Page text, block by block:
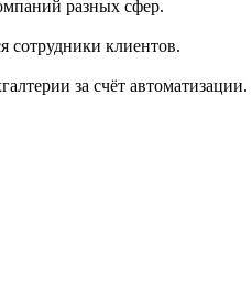
разных сфер.
сотрудники клиентов.
за счёт автоматизации.